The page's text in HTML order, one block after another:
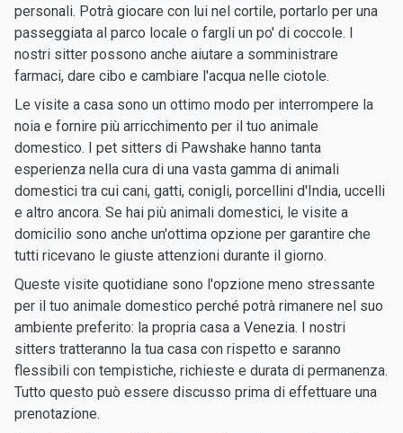
personali. Potrà giocare con lui nel cortile, portarlo per una
passeggiata al parco locale o fargli un po' di coccole. I
nostri sitter possono anche aiutare a somministrare
farmaci, dare cibo e cambiare l'acqua nelle ciotole.
Le visite a casa sono un ottimo modo per interrompere la
noia e fornire più arricchimento per il tuo animale
domestico. I pet sitters di Pawshake hanno tanta
esperienza nella cura di una vasta gamma di animali
domestici tra cui cani, gatti, conigli, porcellini d'India, uccelli
e altro ancora. Se hai più animali domestici, le visite a
domicilio sono anche un'ottima opzione per garantire che
tutti ricevano le giuste attenzioni durante il giorno.
Queste visite quotidiane sono l'opzione meno stressante
per il tuo animale domestico perché potrà rimanere nel suo
ambiente preferito: la propria casa a Venezia. I nostri
sitters tratteranno la tua casa con rispetto e saranno
flessibili con tempistiche, richieste e durata di permanenza.
Tutto questo può essere discusso prima di effettuare una
prenotazione.